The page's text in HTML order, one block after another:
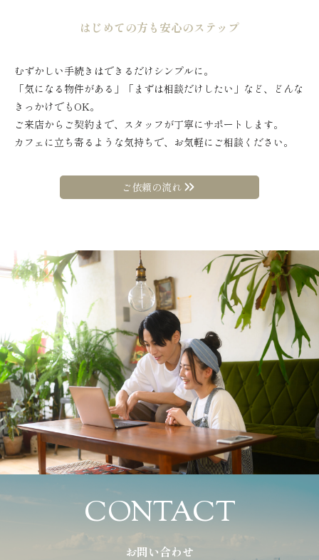
はじめての方も安心のステップ
むずかしい手続きはできるだけシンプルに。
「気になる物件がある」「まずは相談だけしたい」など、どんな
きっかけでもOK。
ご来店からご契約まで、スタッフが丁寧にサポートします。
カフェに立ち寄るような気持ちで、お気軽にご相談ください。
ご依頼の流れ
CONTACT
お問い合わせ